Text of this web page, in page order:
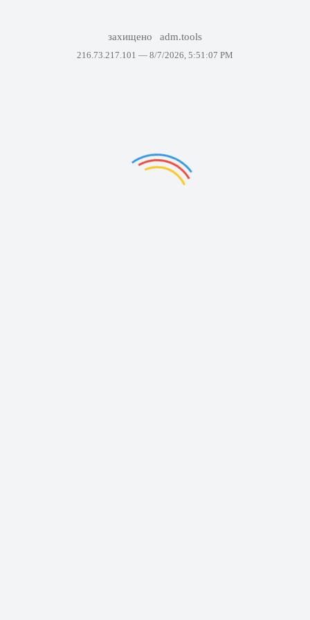
захищено adm.tools
216.73.217.101 — 8/7/2026, 5:51:07 PM